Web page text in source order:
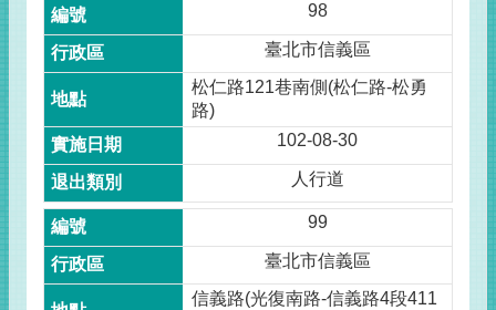
98
臺北市信義區
松仁路121巷南側(松仁路-松勇
路)
102-08-30
人行道
99
臺北市信義區
信義路(光復南路-信義路4段411